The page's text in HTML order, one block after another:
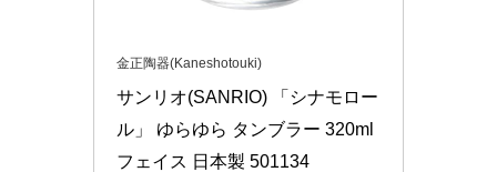
金正陶器(Kaneshotouki)
サンリオ(SANRIO) 「シナモロー
ル」 ゆらゆら タンブラー 320ml
フェイス 日本製 501134